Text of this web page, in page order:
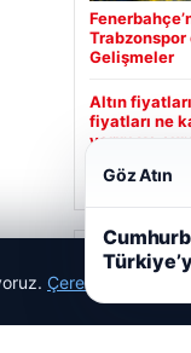
Çerez Politikamız
Göz Atın